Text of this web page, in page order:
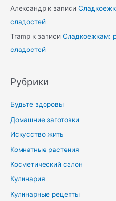
Александр к записи
сладостей
Tramp к записиСладкоежкам:
сладостей
Рубрики
Будьте здоровы
Домашние заготовки
Искусство жить
Комнатные растения
Косметический салон
Кулинария
Кулинарные рецепты